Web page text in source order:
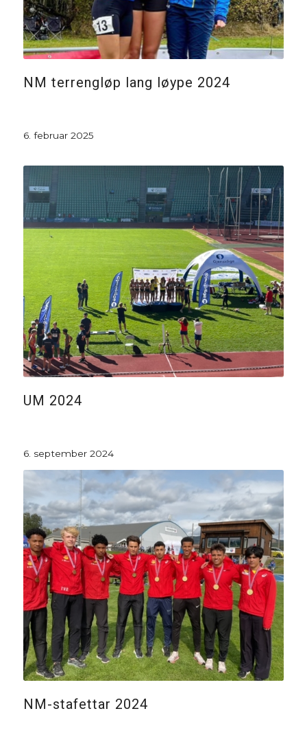
NM terrengløp lang løype 2024
6. februar 2025
UM 2024
6. september 2024
NM-stafettar 2024